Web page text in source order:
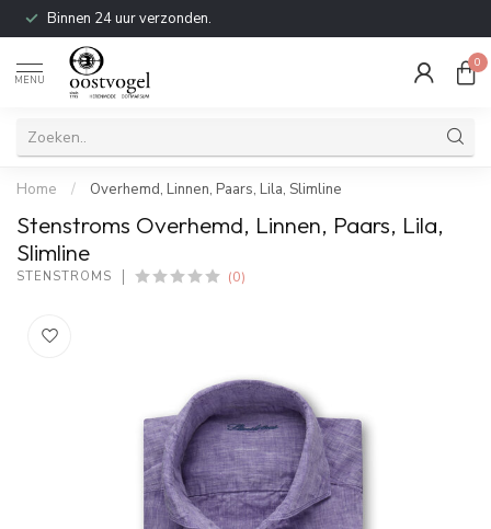
Binnen 24 uur verzonden.
MENU
0
Home / Overhemd, Linnen, Paars, Lila, Slimline
Stenstroms Overhemd, Linnen, Paars, Lila,
Slimline
STENSTROMS (0)